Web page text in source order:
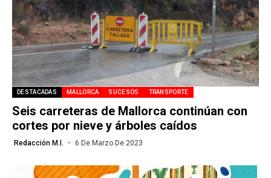
DESTACADAS MALLORCA SUCESOS TRANSPORTE
Seis carreteras de Mallorca continúan con
cortes por nieve y árboles caídos
Redacción M.I. 6 De Marzo De 2023